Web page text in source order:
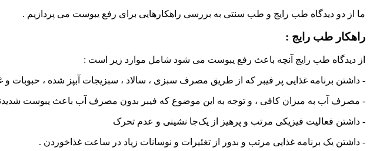
ما از دو دیدگاه طب رایج و طب سنتی به بررسی راهکارهایی برای رفع یبوست می پردازیم .
راهکار طب رایج :
از دیدگاه طب رایج آنچه باعث رفع یبوست می شود شامل موارد زیر است :
- داشتن برنامه غذایی پر فیبر که از طریق مصرف سبزی ، سالاد ، سبزیجات آبپز شده ، حبوبات
- مصرف آب به میزان کافی ، و توجه به این موضوع که فیبر بدون مصرف آب باعث یبوست
- داشتن فعالیت فیزیکی مرتب و پرهیز از یک‌جا نشینی و عدم تحرک
- داشتن یک برنامه غذایی مرتب و بدور از تغئیرات و نوسانات زیاد در ساعت غذاخوردن .